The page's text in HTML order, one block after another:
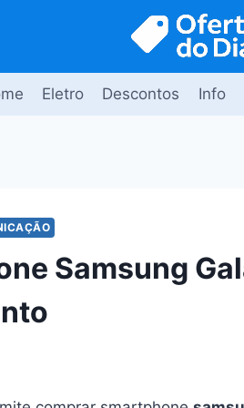
Eletro Descontos Info
Samsung